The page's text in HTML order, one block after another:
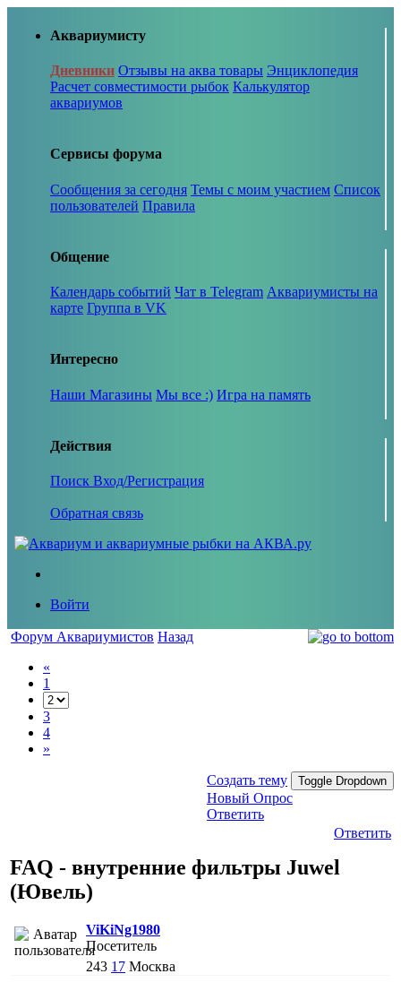
Аквариумисту
Дневники Отзывы на аква товары Энциклопедия
Расчет совместимости рыбок Калькулятор
аквариумов
Сервисы форума
Сообщения за сегодня Темы с моим участием Список
пользователей Правила
Общение
Календарь событий Чат в Telegram Аквариумисты на
карте Группа в VK
Интересно
Наши Магазины Мы все :) Игра на память
Действия
Поиск Вход/Регистрация
Обратная связь
Войти
Форум Аквариумистов Назад
«
1
3
4
»
Создать тему Toggle Dropdown
Новый Опрос
Ответить
Ответить
FAQ - внутренние фильтры Juwel
(Ювель)
ViKiNg1980
Посетитель
243 17 Москва